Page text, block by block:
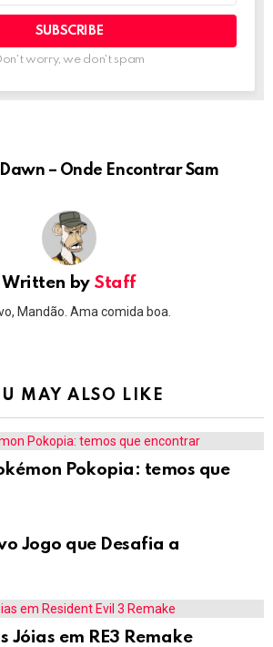
worry, we don't spam
– Onde Encontrar Sam
Written by Staff
Mandão. Ama comida boa.
MAY ALSO LIKE
Pokopia: temos que
Jogo que Desafia a
Jóias em RE3 Remake